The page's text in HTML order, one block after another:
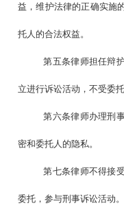
益，维护法律的正确实施
托人的合法权益。
第五条律师担任辩
立进行诉讼活动，不受委
第六条律师办理刑
密和委托人的隐私。
第七条律师不得接
委托，参与刑事诉讼活动。